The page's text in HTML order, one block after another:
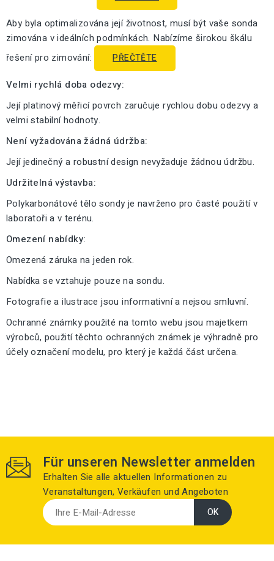
Aby byla optimalizována její životnost, musí být vaše sonda
zimována v ideálních podmínkách. Nabízíme širokou škálu
řešení pro zimování:
PŘEČTĚTE
Velmi rychlá doba odezvy:
Její platinový měřicí povrch zaručuje rychlou dobu odezvy a
velmi stabilní hodnoty.
Není vyžadována žádná údržba:
Její jedinečný a robustní design nevyžaduje žádnou údržbu.
Udržitelná výstavba:
Polykarbonátové tělo sondy je navrženo pro časté použití v
laboratoři a v terénu.
Omezení nabídky:
Omezená záruka na jeden rok.
Nabídka se vztahuje pouze na sondu.
Fotografie a ilustrace jsou informativní a nejsou smluvní.
Ochranné známky použité na tomto webu jsou majetkem
výrobců, použití těchto ochranných známek je výhradně pro
účely označení modelu, pro který je každá část určena.
Für unseren Newsletter anmelden
Erhalten Sie alle aktuellen Informationen zu
Veranstaltungen, Verkäufen und Angeboten